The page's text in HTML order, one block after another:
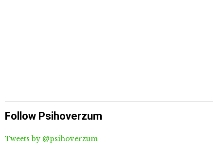
Follow Psihoverzum
Tweets by @psihoverzum